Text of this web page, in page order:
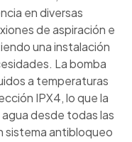
en diversas
de aspiración e
una instalación
La bomba
a temperaturas
IPX4, lo que la
desde todas las
sistema antibloqueo